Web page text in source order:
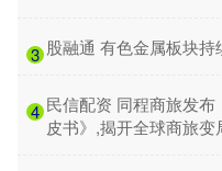
3 股融通 有色金属板块持
4 民信配资 同程商旅发布
皮书》,揭开全球商旅